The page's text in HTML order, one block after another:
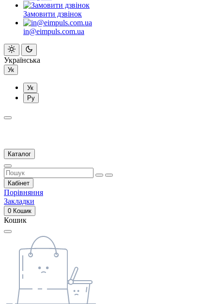
Замовити дзвінок
in@eimpuls.com.ua
Українська
Ук
Ук
Ру
Каталог
Кабінет
Порівняння
Закладки
0 Кошик
Кошик